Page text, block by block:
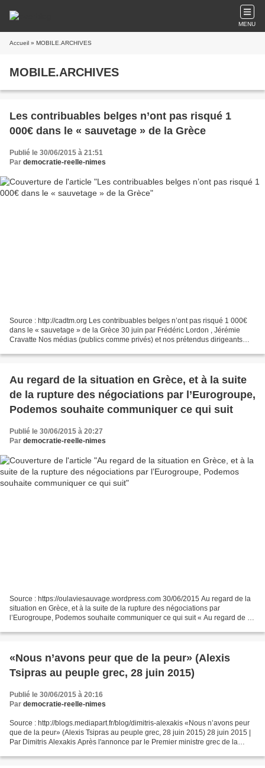
MENU
Accueil » MOBILE.ARCHIVES
MOBILE.ARCHIVES
Les contribuables belges n’ont pas risqué 1
000€ dans le « sauvetage » de la Grèce
Publié le 30/06/2015 à 21:51
Par democratie-reelle-nimes
Source : http://cadtm.org Les contribuables belges n’ont pas risqué 1 000€
dans le « sauvetage » de la Grèce 30 juin par Frédéric Lordon , Jérémie
Cravatte Nos médias (publics comme privés) et nos prétendus dirigeants
Au regard de la situation en Grèce, et à la suite
de la rupture des négociations par l’Eurogroupe,
Podemos souhaite communiquer ce qui suit
Publié le 30/06/2015 à 20:27
Par democratie-reelle-nimes
Source : https://oulaviesauvage.wordpress.com 30/06/2015 Au regard de la
situation en Grèce, et à la suite de la rupture des négociations par
l’Eurogroupe, Podemos souhaite communiquer ce qui suit « Au regard de la
«Nous n’avons peur que de la peur» (Alexis
Tsipras au peuple grec, 28 juin 2015)
Publié le 30/06/2015 à 20:16
Par democratie-reelle-nimes
Source : http://blogs.mediapart.fr/blog/dimitris-alexakis «Nous n’avons peur
que de la peur» (Alexis Tsipras au peuple grec, 28 juin 2015) 28 juin 2015 |
Par Dimitris Alexakis Après l'annonce par le Premier ministre grec de la